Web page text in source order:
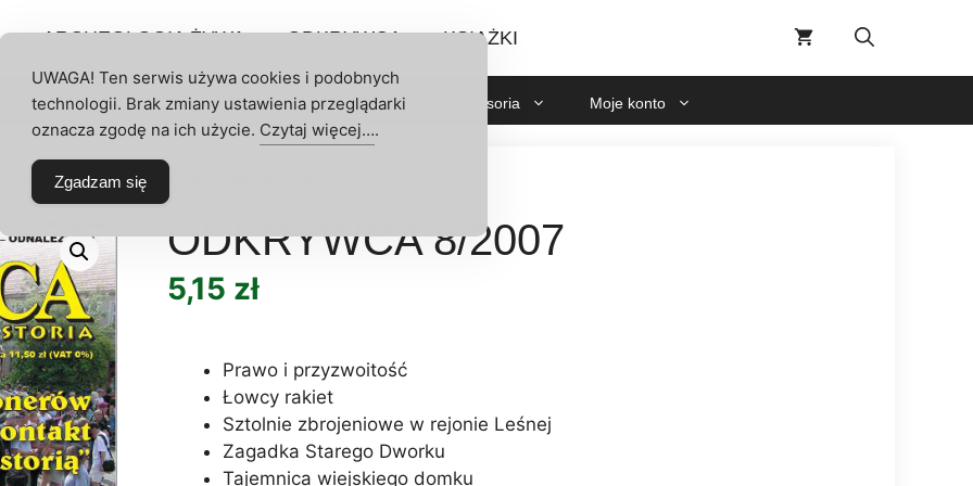
ARCHEOLOGIA ŻYWA ODKRYWCA KSIĄŻKI
Archeologia Żywa Odkrywca Akcesoria Moje konto
/2007
ODKRYWCA 8/2007
5,15 zł
Prawo i przyzwoitość
Łowcy rakiet
Sztolnie zbrojeniowe w rejonie Leśnej
Zagadka Starego Dworku
Tajemnica wiejskiego domku
UWAGA! Ten serwis używa cookies i podobnych
technologii. Brak zmiany ustawienia przeglądarki
oznacza zgodę na ich użycie. Czytaj więcej….
Zgadzam się